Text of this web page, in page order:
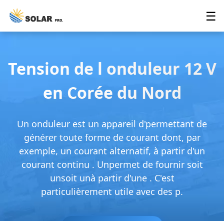
☰
Tension de l onduleur 12 V
en Corée du Nord
Un onduleur est un appareil d'permettant de
générer toute forme de courant dont, par
exemple, un courant alternatif, à partir d'un
courant continu . Unpermet de fournir soit
unsoit unà partir d'une . C'est
particulièrement utile avec des p.